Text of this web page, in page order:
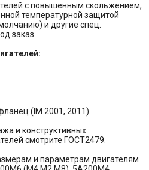
с повышенным скольжением,
температурной защитой
и другие спец.
заказ.
(IM 2001, 2011).
и конструктивных
смотрите ГОСТ2479.
и параметрам двигателям